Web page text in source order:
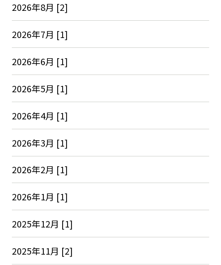
2026年8月 [2]
2026年7月 [1]
2026年6月 [1]
2026年5月 [1]
2026年4月 [1]
2026年3月 [1]
2026年2月 [1]
2026年1月 [1]
2025年12月 [1]
2025年11月 [2]